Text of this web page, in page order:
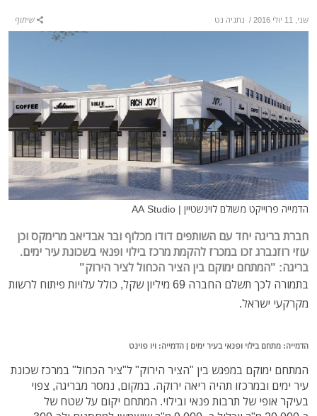
שני, 11 יולי 2016 / נתניה נט שיתוף
הדמייה פרוייקט משולם לוינשטיין | AA Studio
חברת בריגה יחד עם השותפים דודו מכלוף ובר אבדיאב מרימקס וכן
עוזי רוזנברגזכו במכרז להקמת מרכז בילוי ופנאי בשכונת עיר ימים.
בריגה: "המתחם ימוקם בין הציר הכחול לציר הירוק"
בתמורה לכך תשלם החברה 69 מיליון שקל, כולל עלויות פיתוח לרשות
מקרקעי ישראל.
הדמייה: מתחם בילוי ופנאי בעיר ימים | הדמייה: ויו פוינט
המתחם ימוקם במפגש בין "הציר הירוק" ל"ציר הכחול" במרכז שכונת
עיר ימים ובמרכזו תהיה ריאה ירוקה. במקום, נמסר מבריגה, צפוי
בעיקר אופי של תרבות פנאי ובילוי. המתחם יקום על שטח של